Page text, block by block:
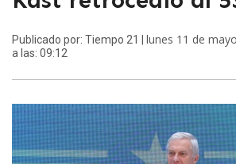
Publicado por: Tiempo 21 | lunes 11 de
a las: 09:12